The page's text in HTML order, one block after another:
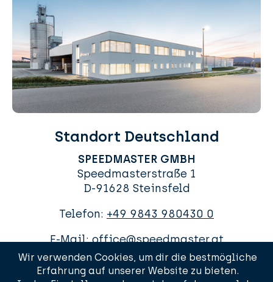
Standort Deutschland
SPEEDMASTER GMBH
Speedmasterstraße 1
D-91628 Steinsfeld
Telefon: +49 9843 980430 0
E-Mail:office@speedmaster.at
Wir verwenden Cookies, um dir die bestmögliche
Erfahrung auf unserer Website zu bieten.